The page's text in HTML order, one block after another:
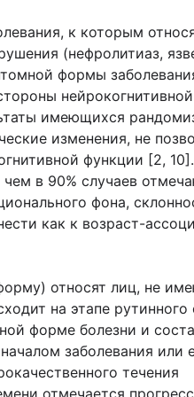
к которым
(нефролитиаз,
формы
имеющихся
изменения, не
функции [2,
в 90% случаев
фона,
как к возраст-
относят лиц, не
на этапе рутинного
форме болезни и
заболевания или
течения
отмечается